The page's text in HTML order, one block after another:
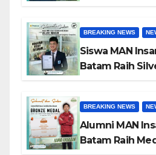
BREAKING NEWS
Siswa MAN
Batam Raih
BREAKING NEWS
Alumni MAN
Batam Raih